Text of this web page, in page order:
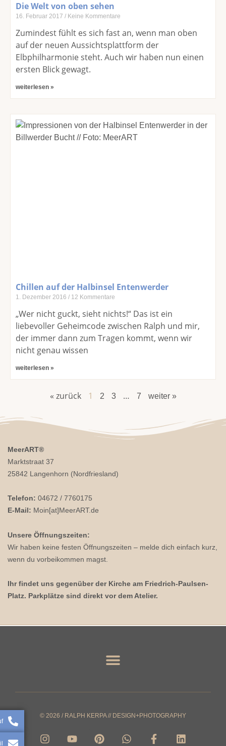
Die Welt von oben sehen
16. Februar 2017 Keine Kommentare
Zumindest fühlt es sich fast an, wenn man oben
auf der neuen Aussichtsplattform der
Elbphilharmonie steht. Auch wir haben nun einen
ersten Blick gewagt.
weiterlesen »
Chillen auf der Halbinsel Entenwerder
1. Dezember 2016 12 Kommentare
„Wer nicht guckt, sieht nichts!“ Das ist ein
liebevoller Geheimcode zwischen Ralph und mir,
der immer dann zum Tragen kommt, wenn wir
nicht genau wissen
weiterlesen »
« zurück 1 2 3 … 7 weiter »
MeerART®
Marktstraat 37
25842 Langenhorn (Nordfriesland)
Telefon: 04672 / 7760175
E-Mail: Moin[at]MeerART.de
Unsere Öffnungszeiten:
Wir haben keine festen Öffnungszeiten – melde dich einfach kurz,
wenn du vorbeikommen magst.
Ihr findet uns gegenüber der Kirche am Friedrich-Paulsen-
Platz. Parkplätze sind direkt vor dem Atelier.
© 2026 / RALPH KERPA // DESIGN+PHOTOGRAPHY
I
n
Y
o
P
i
W
h
F
a
L
i